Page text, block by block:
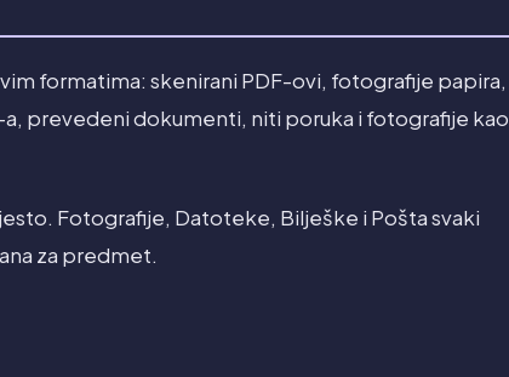
formatima: skenirani PDF-ovi, fotografije papira,
prevedeni dokumenti, niti poruka i fotografije kao
Fotografije, Datoteke, Bilješke i Pošta svaki
za predmet.